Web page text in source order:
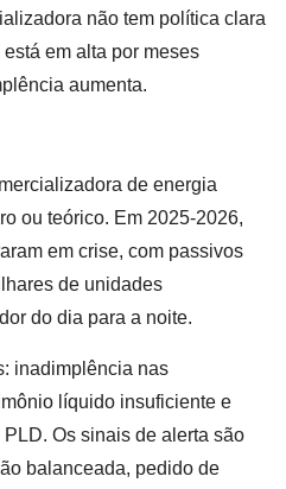
não tem política clara
em alta por meses
aumenta.
de energia
ou teórico. Em 2025-2026,
em crise, com passivos
de unidades
do dia para a noite.
inadimplência nas
líquido insuficiente e
Os sinais de alerta são
balanceada, pedido de